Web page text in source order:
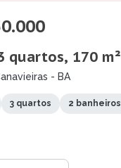
quartos, 170 m²
- BA
3 quartos 2 banheiros